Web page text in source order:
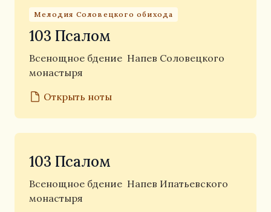
Мелодия Соловецкого обихода
103 Псалом
Всенощное бдение Напев Соловецкого
монастыря
Открыть ноты
103 Псалом
Всенощное бдение Напев Ипатьевского
монастыря